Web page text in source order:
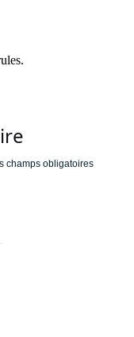
champs obligatoires